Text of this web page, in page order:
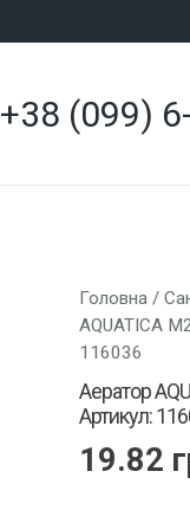
+38 (099)
Головна /
AQUATICA
116036
Аератор
Артикул:
19.82